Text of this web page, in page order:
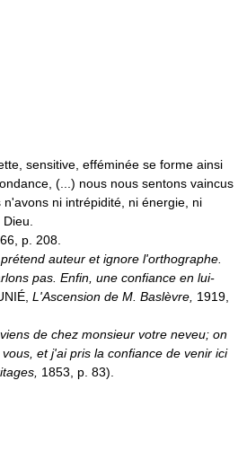
sensitive, efféminée se forme ainsi
(...) nous nous sentons vaincus
ni intrépidité, ni énergie, ni
Dieu.
p. 208.
auteur et ignore l'orthographe.
pas. Enfin, une confiance en lui-
L'Ascension de M. Baslèvre, 1919,
de chez monsieur votre neveu; on
et j'ai pris la confiance de venir ici
1853, p. 83).